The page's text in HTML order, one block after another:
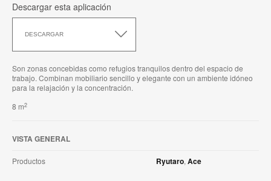
Descargar esta aplicación
DESCARGAR
esta
Son zonas concebidas como refugios tranquilos dentro del espacio de
trabajo. Combinan mobiliario sencillo y elegante con un ambiente idóneo
para la relajación y la concentración.
8 m2
VISTA GENERAL
Productos Ryutaro, Ace